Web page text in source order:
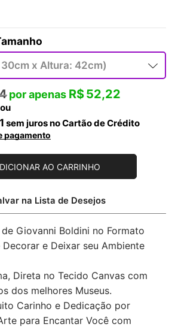
R$52,22
sem juros no Cartão de Crédito
pagamento
AO CARRINHO
na Lista de Desejos
Giovanni Boldini no Formato
e Deixar seu Ambiente
Direta no Tecido Canvas com
dos melhores Museus.
Carinho e Dedicação por
para Encantar Você com